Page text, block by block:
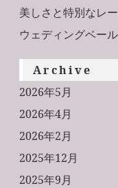
美しさと特別なレ
ウェディングベー
Archive
2026年5月
2026年4月
2026年2月
2025年12月
2025年9月